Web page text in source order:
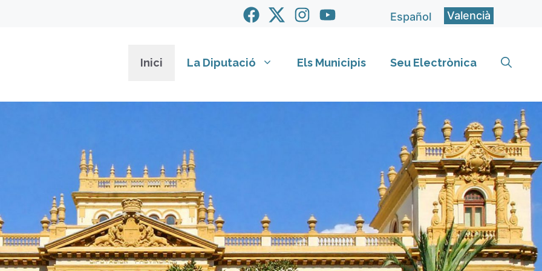
Español Valencià
Inici La Diputació Els Municipis Seu Electrònica